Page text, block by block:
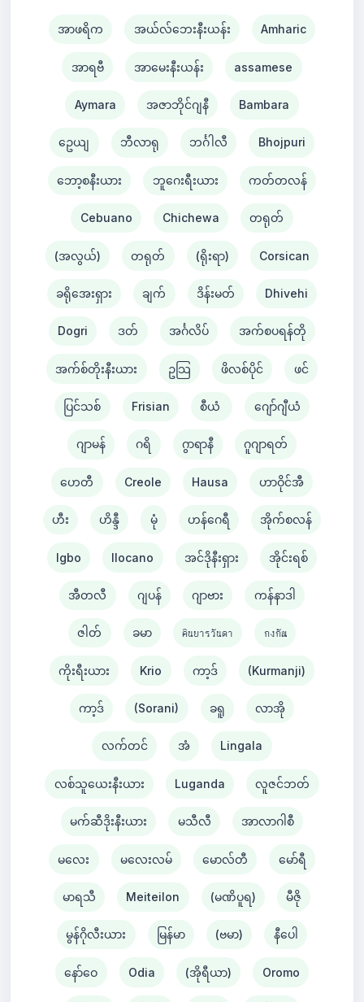
အာဖရိက အယ်လ်ဘေးနီးယန်း Amharic
အာရဗီ အာမေးနီးယန်း assamese
Aymara အဇာဘိုင်ဂျနီ Bambara
ဥေယျ ဘီလာရု ဘင်္ဂါလီ Bhojpuri
ဘော့စနီးယား ဘူဂေးရီးယား ကတ်တလန်
Cebuano Chichewa တရုတ်
(အလွယ်) တရုတ် (ရိုးရာ) Corsican
ခရိုအေးရှား ချက် ဒိန်းမတ် Dhivehi
Dogri ဒတ် အင်္ဂလိပ် အက်စပရန်တို
အက်စ်တိုးနီးယား ဥသြ ဖိလစ်ပိုင် ဖင်
ပြင်သစ် Frisian စီယံ ​​ ဂျော်ဂျီယံ
ဂျာမန် ဂရိ ဂွာရာနီ ဂူဂျာရတ်
ဟေတီ Creole Hausa ဟာဝိုင်အီ
ဟီး ဟိန္ဒီ မုံ ဟန်ဂေရီ အိုက်စလန်
Igbo Ilocano အင်ဒိုနီးရှား အိုင်းရစ်
အီတလီ ဂျပန် ဂျာဗား ကန်နာဒါ
ဇါတ် ခမာ คินยารวันดา กงกัณ
ကိုးရီးယား Krio ကာ့ဒ် (Kurmanji)
ကာ့ဒ် (Sorani) ခရူ လာအို
လက်တင် အံ Lingala
လစ်သူယေးနီးယား Luganda လူဇင်ဘတ်
မက်ဆီဒိုးနီးယား မသီလီ အာလာဂါစီ
မလေး မလေးလမ် မောလ်တီ မော်ရီ
မာရသီ Meiteilon (မဏိပူရ) မီဇို
မွန်ဂိုလီးယား မြန်မာ (ဗမာ) နီပေါ
နော်ဝေ Odia (အိုရီယာ) Oromo